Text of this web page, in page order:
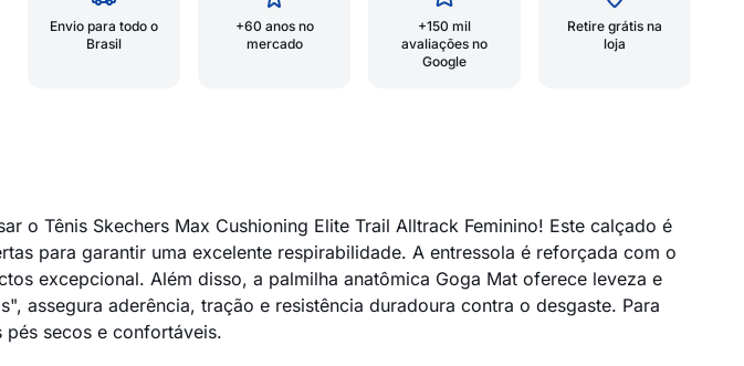
Envio para todo o
Brasil
+60 anos no
mercado
+150 mil
avaliações no
Google
Retire grátis na
loja
o Tênis Skechers Max Cushioning Elite Trail Alltrack Feminino! Este calçado é
para garantir uma excelente respirabilidade. A entressola é reforçada com o
excepcional. Além disso, a palmilha anatômica Goga Mat oferece leveza e
assegura aderência, tração e resistência duradoura contra o desgaste. Para
secos e confortáveis.